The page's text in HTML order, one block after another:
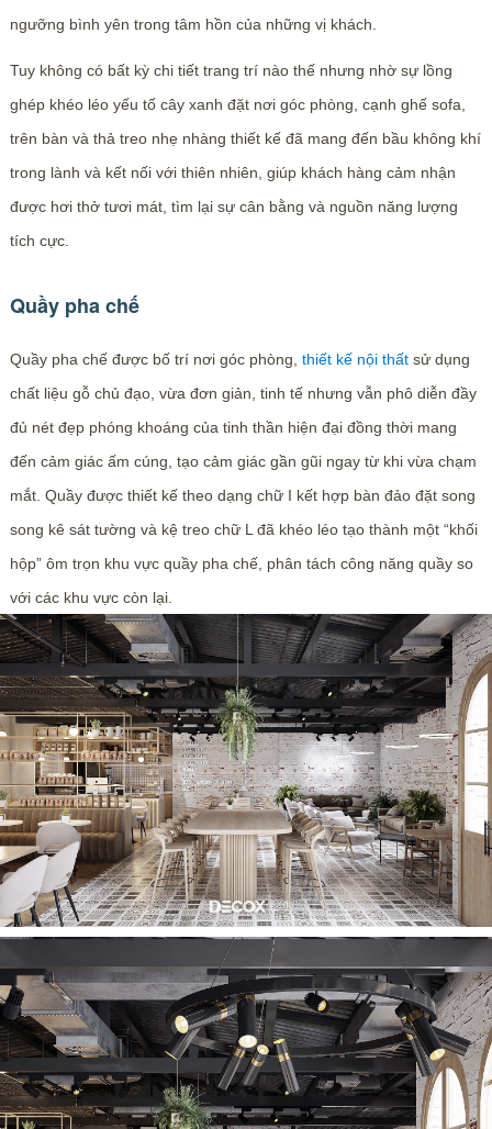
ngưỡng bình yên trong tâm hồn của những vị khách.
Tuy không có bất kỳ chi tiết trang trí nào thế nhưng nhờ sự lồng
ghép khéo léo yếu tố cây xanh đặt nơi góc phòng, cạnh ghế sofa,
trên bàn và thả treo nhẹ nhàng thiết kế đã mang đến bầu không khí
trong lành và kết nối với thiên nhiên, giúp khách hàng cảm nhận
được hơi thở tươi mát, tìm lại sự cân bằng và nguồn năng lượng
tích cực.
Quầy pha chế
Quầy pha chế được bố trí nơi góc phòng, thiết kế nội thấtsử dụng
chất liệu gỗ chủ đạo, vừa đơn giản, tinh tế nhưng vẫn phô diễn đầy
đủ nét đẹp phóng khoáng của tinh thần hiện đại đồng thời mang
đến cảm giác ấm cúng, tạo cảm giác gần gũi ngay từ khi vừa chạm
mắt. Quầy được thiết kế theo dạng chữ I kết hợp bàn đảo đặt song
song kê sát tường và kệ treo chữ L đã khéo léo tạo thành một “khối
hộp” ôm trọn khu vực quầy pha chế, phân tách công năng quầy so
với các khu vực còn lại.